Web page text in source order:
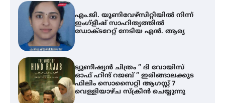
ട്യുണീഷ്യൻ ചിത്രം ” ദി വോയിസ്
ഓഫ് ഹിന്ദ് റജബ് ” ഇരിങ്ങാലക്കുട
ഫിലിം സൊസൈറ്റി ആഗസ്റ്റ് 7
വെള്ളിയാഴ്ച സ്‌ക്രീൻ ചെയ്യുന്നു
തിരനോട്ടം ‘അരങ്ങ് 2026’ ഉണർന്നു